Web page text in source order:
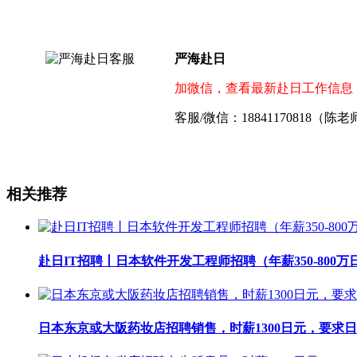
严海赴日
加微信，查看最新赴日工作信息
客服/微信：18841170818（陈老
相关推荐
赴日IT招聘丨日本软件开发工程师招聘（年薪350-800万
日本东京或大阪药妆店招聘销售，时薪1300日元，要求